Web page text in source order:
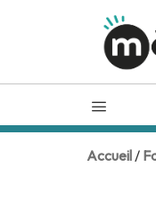
Accueil /